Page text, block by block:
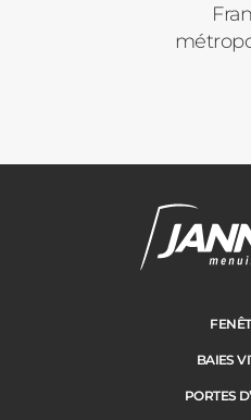
BAIES
PORTES